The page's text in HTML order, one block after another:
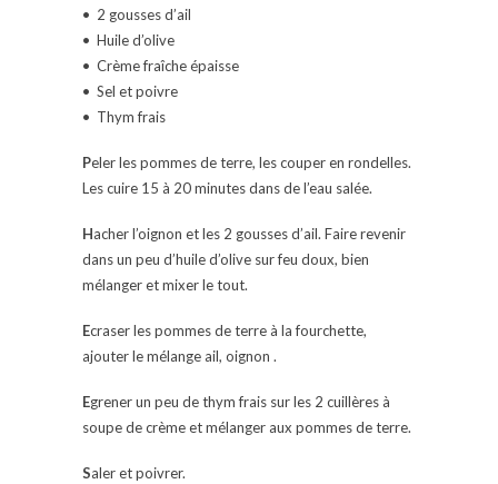
• 2 gousses d’ail
• Huile d’olive
• Crème fraîche épaisse
• Sel et poivre
• Thym frais
Peler les pommes de terre, les couper en rondelles.
Les cuire 15 à 20 minutes dans de l’eau salée.
Hacher l’oignon et les 2 gousses d’ail. Faire revenir
dans un peu d’huile d’olive sur feu doux, bien
mélanger et mixer le tout.
Ecraser les pommes de terre à la fourchette,
ajouter le mélange ail, oignon .
Egrener un peu de thym frais sur les 2 cuillères à
soupe de crème et mélanger aux pommes de terre.
Saler et poivrer.